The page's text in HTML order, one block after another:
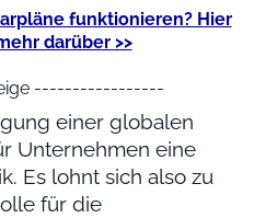
funktionieren? Hier
darüber >>
-----------------
einer globalen
Unternehmen eine
Es lohnt sich also zu
für die